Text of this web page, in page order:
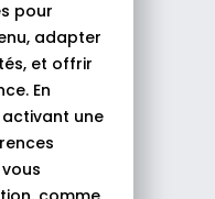
pour
adapter
et offrir
En
une